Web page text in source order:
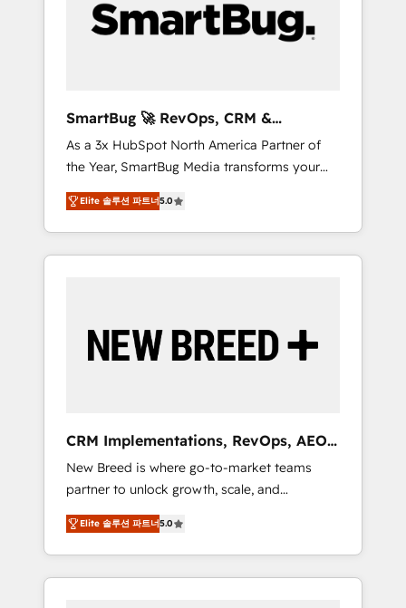
and Story to stop "accelerating a mess." ⚙️
Elite Engineering & AI Scalable Architecture:
agents, and high-integrity migrations for total
reporting clarity. Security & Compliance: SOC
2 Type I and HIPAA attested for enterprise-
grade data security. 🏆 Why Bluleadz? GTM
OS Partner | 16+ Years Experience | 1,000+
Five-Star Reviews
SmartBug 🚀 RevOps, CRM &
Integration Experts
As a 3x HubSpot North America Partner of
the Year, SmartBug Media transforms your
customer lifecycle into a revenue engine. Our
unified ecosystem includes specialized
divisions Globalia (AI & Software) and Point
Success Media (Paid Media), making this the
by Globalia’s technical development team. -
19 HubSpot-certified trainers to drive
deployment of Breeze AI and custom agents
to automate growth. 🏆 Elite Excellence - 8
platform accreditations and deep HIPAA-
compliance expertise. - A team of 250+
experts dedicated to your resilient growth.
Elite 솔루션 파트너5.0
CRM Implementations, RevOps, AEO
+ Web, Demand Gen
New Breed is where go-to-market teams
partner to unlock growth, scale, and
transformation. We help companies activate
HubSpot’s AI-powered customer platform
and operationalize HubSpot’s Loop
Marketing framework through expert-led
Elite 솔루션 파트너5.0